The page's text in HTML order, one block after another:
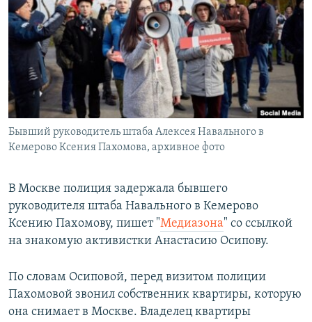
СИБИРЬ.РЕАЛИИ
РАСПИСАНИЕ ВЕЩАНИЯ
ПОДПИШИТЕСЬ НА РАССЫЛКУ
СОЦИАЛЬНЫЕ СЕТИ
Все сайты РСЕ/РС
Бывший руководитель штаба Алексея Навального в
Кемерово Ксения Пахомова, архивное фото
В Москве полиция задержала бывшего
руководителя штаба Навального в Кемерово
Ксению Пахомову, пишет "Медиазона" со ссылкой
на знакомую активистки Анастасию Осипову.
По словам Осиповой, перед визитом полиции
Пахомовой звонил собственник квартиры, которую
она снимает в Москве. Владелец квартиры